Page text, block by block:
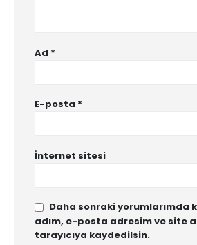
Ad *
E-posta *
İnternet sitesi
Daha sonraki yorumlarımda
adım, e-posta adresim ve site
tarayıcıya kaydedilsin.